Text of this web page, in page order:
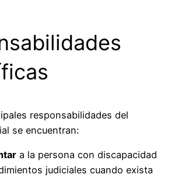
responsabilidades del
se encuentran:
a la persona con discapacidad
judiciales cuando exista